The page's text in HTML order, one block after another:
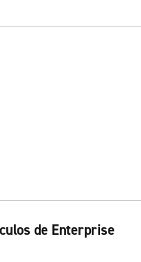
de Enterprise